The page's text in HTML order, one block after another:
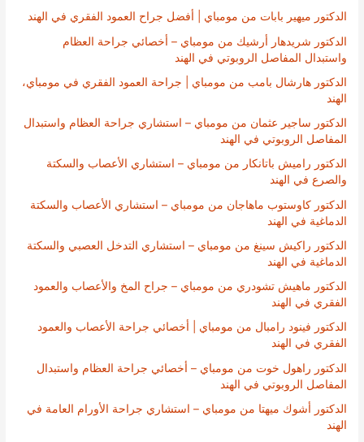
الدكتور ميهير بابات من مومباي | أفضل جراح العمود الفقري في الهند
الدكتور شريدهار أرشيك من مومباي – أخصائي جراحة العظام
واستبدال المفاصل الروبوتي في الهند
الدكتور هارشال بامب من مومباي | جراحة العمود الفقري في مومباي،
الهند
الدكتور ساجير عثمان من مومباي – استشاري جراحة العظام واستبدال
المفاصل الروبوتي في الهند
الدكتور راميش باتانكار من مومباي – استشاري الأعصاب والسكتة
والصرع في الهند
الدكتور كاوستوب ماهاجان من مومباي – استشاري الأعصاب والسكتة
الدماغية في الهند
الدكتور راكيش سينغ من مومباي – استشاري التدخل العصبي والسكتة
الدماغية في الهند
الدكتور ماهيش تشودري من مومباي – جراح المخ والأعصاب والعمود
الفقري في الهند
الدكتور فينود رامبال من مومباي | أخصائي جراحة الأعصاب والعمود
الفقري في الهند
الدكتور راهول خوت من مومباي – أخصائي جراحة العظام واستبدال
المفاصل الروبوتي في الهند
الدكتور أشوك ميهتا من مومباي – استشاري جراحة الأورام العامة في
الهند